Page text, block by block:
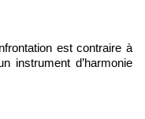
est contraire à
instrument d’harmonie